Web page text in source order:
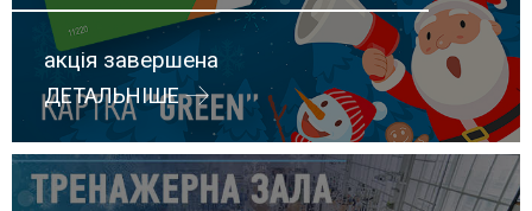
акція завершена
ДЕТАЛЬНІШЕ